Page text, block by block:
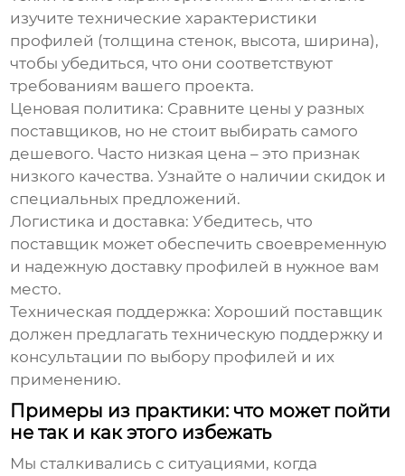
изучите технические характеристики
профилей (толщина стенок, высота, ширина),
чтобы убедиться, что они соответствуют
требованиям вашего проекта.
Ценовая политика: Сравните цены у разных
поставщиков, но не стоит выбирать самого
дешевого. Часто низкая цена – это признак
низкого качества. Узнайте о наличии скидок и
специальных предложений.
Логистика и доставка: Убедитесь, что
поставщик может обеспечить своевременную
и надежную доставку профилей в нужное вам
место.
Техническая поддержка: Хороший поставщик
должен предлагать техническую поддержку и
консультации по выбору профилей и их
применению.
Примеры из практики: что может пойти
не так и как этого избежать
Мы сталкивались с ситуациями, когда